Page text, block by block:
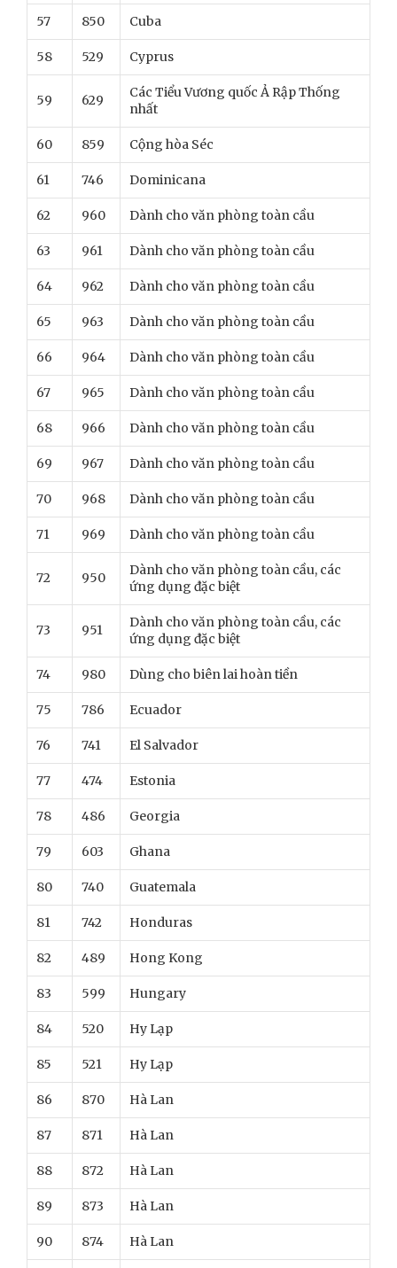
57 850 Cuba
58 529 Cyprus
59 629
Các Tiểu Vương quốc Ả Rập Thống
nhất
60 859 Cộng hòa Séc
61 746 Dominicana
62 960 Dành cho văn phòng toàn cầu
63 961 Dành cho văn phòng toàn cầu
64 962 Dành cho văn phòng toàn cầu
65 963 Dành cho văn phòng toàn cầu
66 964 Dành cho văn phòng toàn cầu
67 965 Dành cho văn phòng toàn cầu
68 966 Dành cho văn phòng toàn cầu
69 967 Dành cho văn phòng toàn cầu
70 968 Dành cho văn phòng toàn cầu
71 969 Dành cho văn phòng toàn cầu
72 950
Dành cho văn phòng toàn cầu, các
ứng dụng đặc biệt
73 951
Dành cho văn phòng toàn cầu, các
ứng dụng đặc biệt
74 980 Dùng cho biên lai hoàn tiền
75 786 Ecuador
76 741 El Salvador
77 474 Estonia
78 486 Georgia
79 603 Ghana
80 740 Guatemala
81 742 Honduras
82 489 Hong Kong
83 599 Hungary
84 520 Hy Lạp
85 521 Hy Lạp
86 870 Hà Lan
87 871 Hà Lan
88 872 Hà Lan
89 873 Hà Lan
90 874 Hà Lan